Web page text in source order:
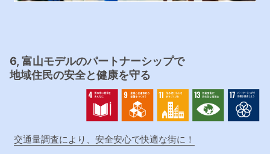
6, 富山モデルのパートナーシップで
地域住民の安全と健康を守る
交通量調査により、安全安心で快適な街に！